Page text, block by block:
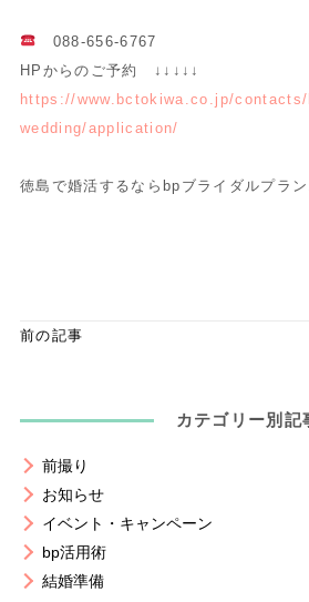
088-656-6767
HPからのご予約 ↓↓↓↓↓
https://www.bctokiwa.co.jp/
wedding/application/
徳島で婚活するならbpブライダルプラ
前の記事
カテゴリー別記
前撮り
お知らせ
イベント・キャンペーン
bp活用術
結婚準備